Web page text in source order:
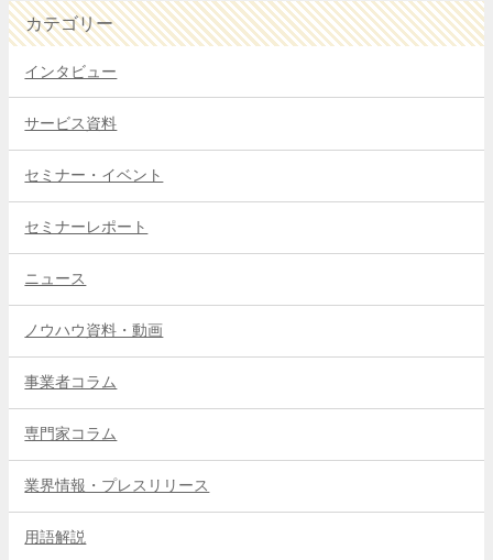
カテゴリー
インタビュー
サービス資料
セミナー・イベント
セミナーレポート
ニュース
ノウハウ資料・動画
事業者コラム
専門家コラム
業界情報・プレスリリース
用語解説